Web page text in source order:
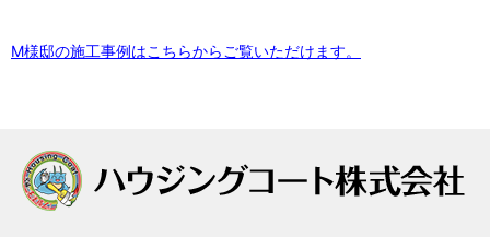
M様邸の施工事例はこちらからご覧いただけます。